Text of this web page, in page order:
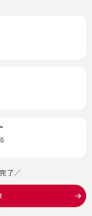
了／